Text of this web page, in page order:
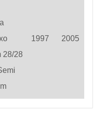
28/28
1997 2005